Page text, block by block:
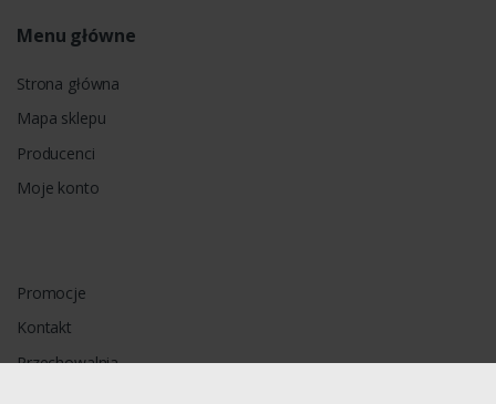
Menu główne
Strona główna
Mapa sklepu
Producenci
Moje konto
Promocje
Kontakt
Przechowalnia